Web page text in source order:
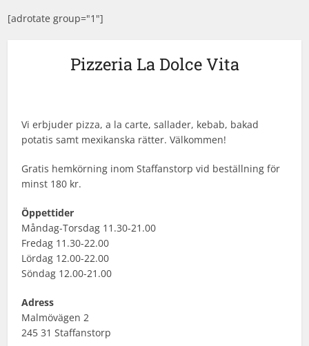
[adrotate group="1"]
Pizzeria La Dolce Vita
Vi erbjuder pizza, a la carte, sallader, kebab, bakad
potatis samt mexikanska rätter. Välkommen!
Gratis hemkörning inom Staffanstorp vid beställning för
minst 180 kr.
Öppettider
Måndag-Torsdag 11.30-21.00
Fredag 11.30-22.00
Lördag 12.00-22.00
Söndag 12.00-21.00
Adress
Malmövägen 2
245 31 Staffanstorp